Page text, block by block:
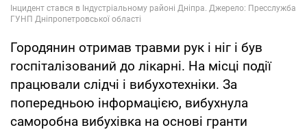
Городянин отримав травми рук і ніг і був
госпіталізований до лікарні. На місці події
працювали слідчі і вибухотехніки. За
попередньою інформацією, вибухнула
саморобна вибухівка на основі гранти